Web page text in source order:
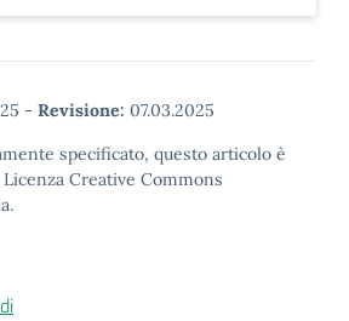
- Revisione: 07.03.2025
specificato, questo articolo è
Creative Commons